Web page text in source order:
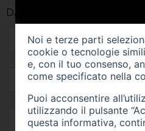
DATI DEL CLIENTE
Noi e terze parti
cookie o tecnologie
e, con il tuo consenso,
come specificato nella
Puoi acconsentire
utilizzando il pulsante
questa informativa,